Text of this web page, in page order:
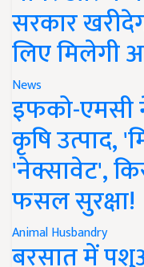
सरकार
लिए मिलेगी
News
इफको-एमसी
कृषि उत्पाद,
'नेक्सावेट',
फसल सुरक्षा!
Animal Husbandry
बरसात में